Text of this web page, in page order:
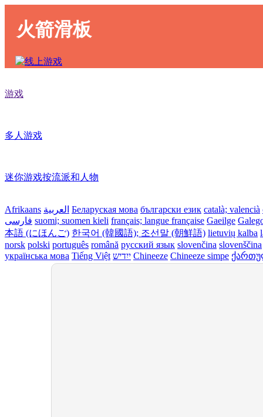
火箭滑板
游戏
多人游戏
迷你游戏按流派和人物
Afrikaans العربية Беларуская мова български език català; valencià
فارسی suomi; suomen kieli français; langue française Gaeilge
本語 (にほんご) 한국어 (韓國語); 조선말 (朝鮮語) lietuvių kalba
norsk polski português română русский язык slovenčina slovenščina
українська мова Tiếng Việt ייִדיש Chineeze Chineeze simpe